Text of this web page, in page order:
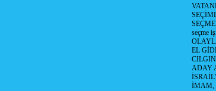
seçme
EL
ADAY
İMAM,